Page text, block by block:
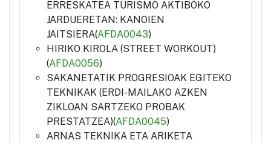
ERRESKATEA TURISMO AKTIBOKO
JARDUERETAN: KANOIEN
JAITSIERA(AFDA0043)
HIRIKO KIROLA (STREET WORKOUT)
(AFDA0056)
SAKANETATIK PROGRESIOAK EGITEKO
TEKNIKAK (ERDI-MAILAKO AZKEN
ZIKLOAN SARTZEKO PROBAK
PRESTATZEA)(AFDA0045)
ARNAS TEKNIKA ETA ARIKETA